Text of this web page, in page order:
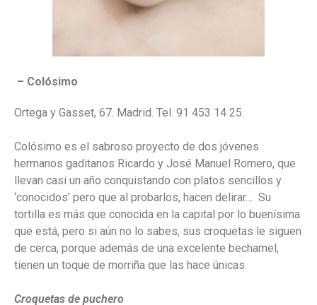
– Colósimo
Ortega y Gasset, 67. Madrid. Tel. 91 453 14 25.
Colósimo es el sabroso proyecto de dos jóvenes
hermanos gaditanos Ricardo y José Manuel Romero, que
llevan casi un año conquistando con platos sencillos y
‘conocidos’ pero que al probarlos, hacen delirar… Su
tortilla es más que conocida en la capital por lo buenísima
que está, pero si aún no lo sabes, sus croquetas le siguen
de cerca, porque además de una excelente bechamel,
tienen un toque de morriña que las hace únicas.
Croquetas de puchero